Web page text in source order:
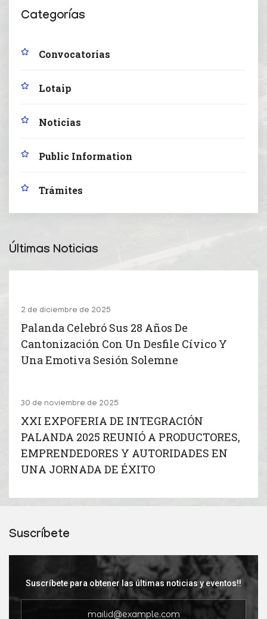
Categorías
Convocatorias
Lotaip
Noticias
Public Information
Trámites
Últimas Noticias
2 de diciembre de 2025
Palanda Celebró Sus 28 Años De
Cantonización Con Un Desfile Cívico Y
Una Emotiva Sesión Solemne
30 de noviembre de 2025
XXI EXPOFERIA DE INTEGRACIÓN
PALANDA 2025 REUNIÓ A PRODUCTORES,
EMPRENDEDORES Y AUTORIDADES EN
UNA JORNADA DE ÉXITO
Suscríbete
Suscríbete para obtener las últimas noticias y eventos!!